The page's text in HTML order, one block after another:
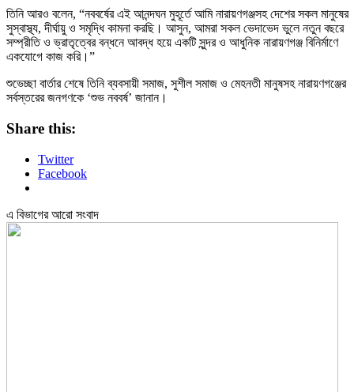
তিনি আরও বলেন, “নববর্ষের এই আনন্দঘন মুহূর্তে আমি নারায়ণগঞ্জসহ দেশের সকল মানুষের
সুস্বাস্থ্য, দীর্ঘায়ু ও সমৃদ্ধি কামনা করছি। আসুন, আমরা সকল ভেদাভেদ ভুলে নতুন বছরে
সম্প্রীতি ও ভ্রাতৃত্বের বন্ধনে আবদ্ধ হয়ে একটি সুন্দর ও আধুনিক নারায়ণগঞ্জ বিনির্মাণে
একযোগে কাজ করি।”
শুভেচ্ছা বার্তার শেষে তিনি ব্যবসায়ী সমাজ, সুশীল সমাজ ও মেহনতী মানুষসহ নারায়ণগঞ্জের
সর্বস্তরের জনগণকে ‘শুভ নববর্ষ’ জানান।
Share this:
Twitter
Facebook
এ বিভাগের আরো সংবাদ